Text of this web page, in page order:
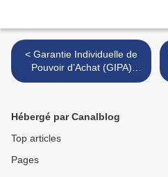
< Garantie Individuelle de
Pouvoir d’Achat (GIPA)
2023
Hébergé par Canalblog
Top articles
Pages